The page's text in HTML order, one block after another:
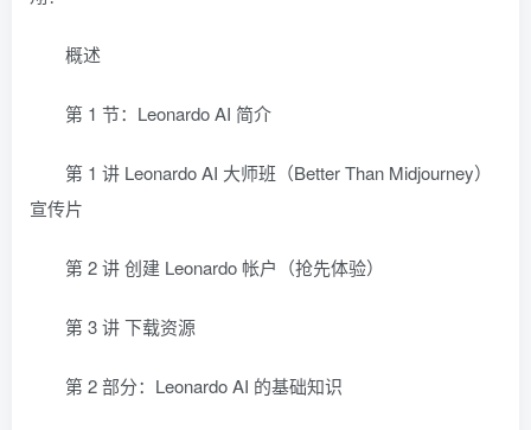
概述
第 1 节：Leonardo AI 简介
第 1 讲 Leonardo AI 大师班（Better Than Midjourney）
宣传片
第 2 讲 创建 Leonardo 帐户（抢先体验）
第 3 讲 下载资源
第 2 部分：Leonardo AI 的基础知识